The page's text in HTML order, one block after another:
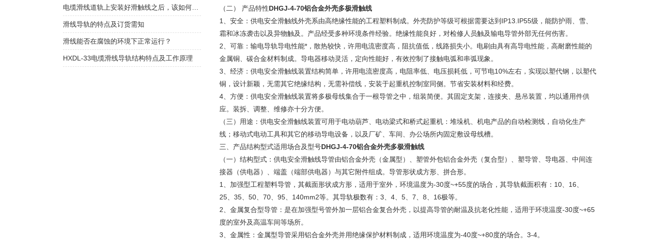
（二） 产品特性DHGJ-4-70铝合金外壳多极滑触线
1、安全：供电安全滑触线外壳系由高绝缘性能的工程塑料制成。外壳防护等级可根据需要达到IP13.IP55级，能防护雨、雪、
霜和冰冻袭击以及异物触及。产品经受多种环境条件经验。绝缘性能良好，对检修人员触及输电导管外部无任何伤害。
2、可靠：输电导轨导电性能*，散热较快，许用电流密度高，阻抗值低，线路损失小。电刷由具有高导电性能，高耐磨性能的
金属铜、碳合金材料制成。导电器移动灵活，定向性能好，有效控制了接触电弧和串弧现象。
3、经济：供电安全滑触线装置结构简单，许用电流密度高，电阻率低、电压损耗低，可节电10%左右，实现以塑代钢，以塑代
铜，设计新颖，无需其它绝缘结构，无需补偿线，安装于起重机控制室同侧。节省安装材料和经费。
4、方便：供电安全滑触线装置将多极母线集合于一根导管之中，组装简便。其固定支架，连接夹、悬吊装置，均以通用件供
应。装拆、调整、维修亦十分方便。
（三）用途：供电安全滑触线装置可用于电动葫芦、电动梁式和桥式起重机：堆垛机、机电产品的自动检测线，自动化生产
线；移动式电动工具和其它的移动导电设备，以及厂矿、车间、办公场所内固定敷设母线槽。
三、产品结构型式适用场合及型号DHGJ-4-70铝合金外壳多极滑触线
（一）结构型式：供电安全滑触线导管由铝合金外壳（金属型）、塑管外包铝合金外壳（复合型）、塑导管、导电器、中间连
接器（供电器）、端盖（端部供电器）与其它附件组成。导管形状成方形、拼合形。
1、加强型工程塑料导管，其截面形状成方形，适用于室外，环境温度为-30度~+55度的场合，其导轨截面积有：10、16、
25、35、50、70、95、140mm2等。其导轨极数有：3、4、5、7、8、16极等。
2、金属复合型导管：是在加强型号管外加一层铝合金复合外壳，以提高导管的耐温及抗老化性能，适用于环境温度-30度~+65
度的室外及高温车间等场所。
3、金属性：金属型导管采用铝合金外壳并用绝缘保护材料制成，适用环境温度为-40度~+80度的场合。3-4。
电缆滑线道轨上安装好滑触线之后，该如何检查是否安装的规范呢
滑线导轨的特点及订货需知
滑线能否在腐蚀的环境下正常运行？
HXDL-33电缆滑线导轨结构特点及工作原理